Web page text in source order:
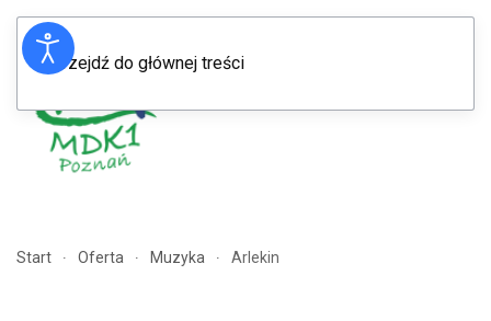
Przejdź do głównej treści
Start Oferta Muzyka Arlekin